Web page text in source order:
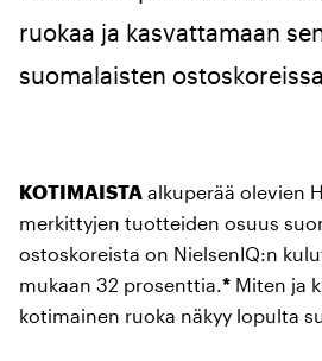
ruokaa ja kasvattamaan
suomalaisten
KOTIMAISTA alkuperää olevien
merkittyjen tuotteiden osuus
ostoskoreista on NielsenIQ:n
mukaan 32 prosenttia. * Miten ja
kotimainen ruoka näkyy lopulta